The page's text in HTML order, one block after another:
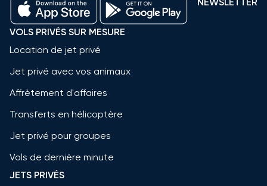
VOLS PRIVÉS SUR MESURE
Location de jet privé
Jet privé avec vos animaux
Affrètement d'affaires
Transferts en hélicoptère
Jet privé pour groupes
Vols de dernière minute
JETS PRIVÉS